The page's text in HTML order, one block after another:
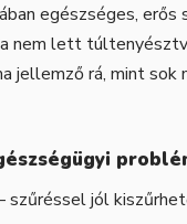
egészséges, erős
nem lett
jellemző rá, mint sok
szűréssel jól